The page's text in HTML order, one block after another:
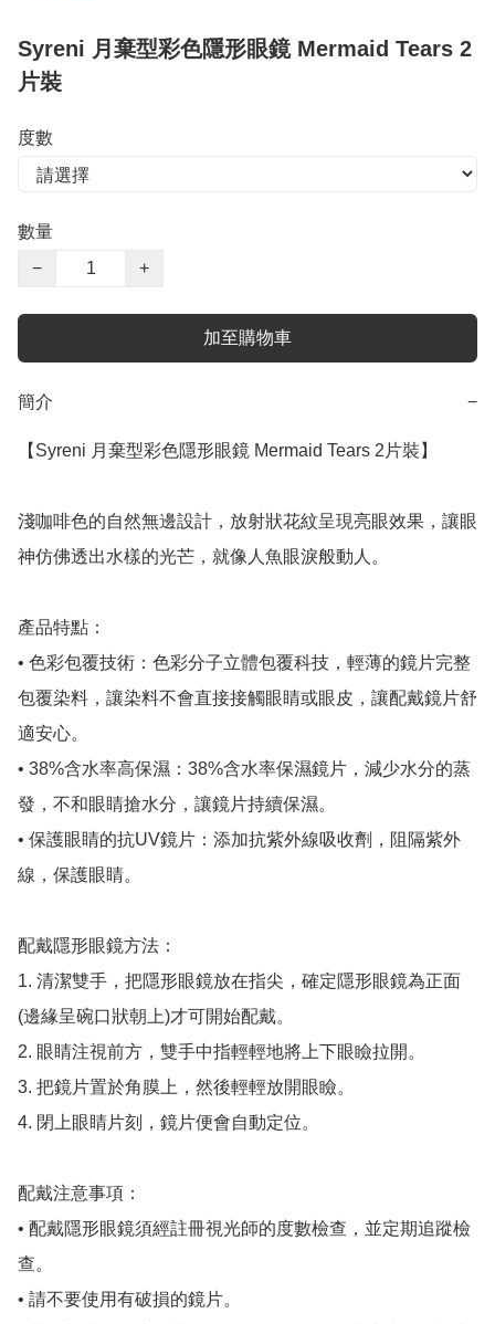
Syreni 月棄型彩色隱形眼鏡 Mermaid Tears 2
片裝
度數
數量
−
+
加至購物車
簡介 −
【Syreni 月棄型彩色隱形眼鏡 Mermaid Tears 2片裝】
淺咖啡色的自然無邊設計，放射狀花紋呈現亮眼效果，讓眼
神仿佛透出水樣的光芒，就像人魚眼淚般動人。
產品特點：
• 色彩包覆技術：色彩分子立體包覆科技，輕薄的鏡片完整
包覆染料，讓染料不會直接接觸眼睛或眼皮，讓配戴鏡片舒
適安心。
• 38%含水率高保濕：38%含水率保濕鏡片，減少水分的蒸
發，不和眼睛搶水分，讓鏡片持續保濕。
• 保護眼睛的抗UV鏡片：添加抗紫外線吸收劑，阻隔紫外
線，保護眼睛。
配戴隱形眼鏡方法：
1. 清潔雙手，把隱形眼鏡放在指尖，確定隱形眼鏡為正面
(邊緣呈碗口狀朝上)才可開始配戴。
2. 眼睛注視前方，雙手中指輕輕地將上下眼瞼拉開。
3. 把鏡片置於角膜上，然後輕輕放開眼瞼。
4. 閉上眼睛片刻，鏡片便會自動定位。
配戴注意事項：
• 配戴隱形眼鏡須經註冊視光師的度數檢查，並定期追蹤檢
查。
• 請不要使用有破損的鏡片。